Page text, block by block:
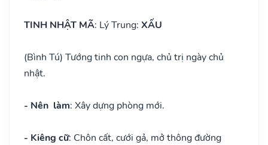
TINH NHẬT MÃ: Lý Trung: XẤU
(Bình Tú) Tướng tinh con ngựa, chủ trị ngày chủ
nhật.
- Nên làm: Xây dựng phòng mới.
- Kiêng cữ: Chôn cất, cưới gả, mở thông đường